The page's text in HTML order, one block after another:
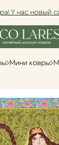
У нас новый
Мини ковры